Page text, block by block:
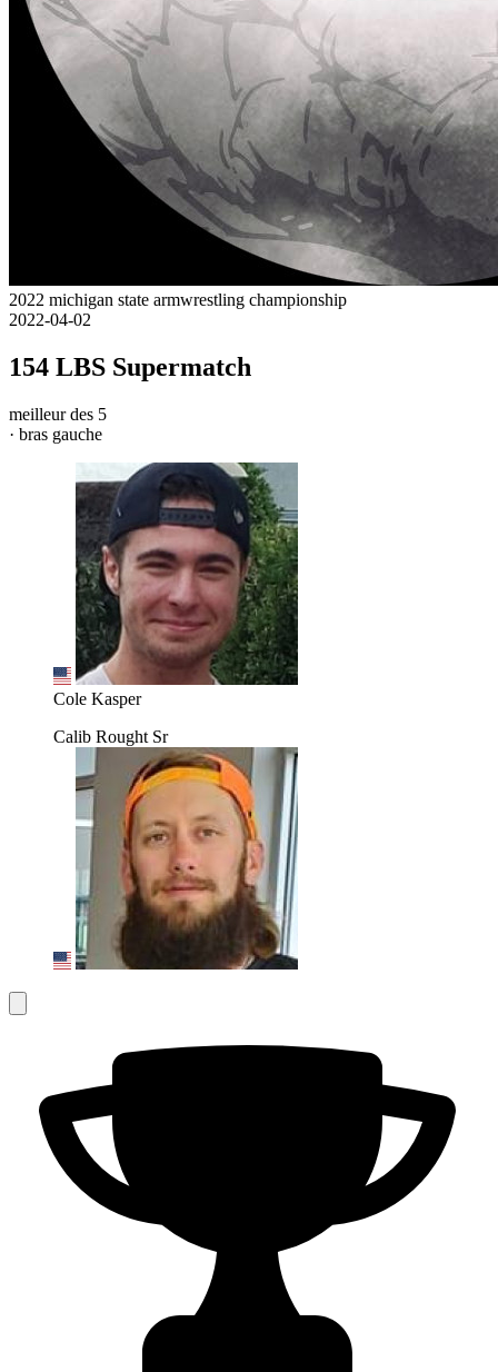
2022 michigan state armwrestling championship
2022-04-02
154 LBS Supermatch
meilleur des 5
· bras gauche
Cole Kasper
Calib Rought Sr